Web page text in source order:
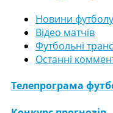
Новини
Відео матчів
Футбольні
Останні
Телепрограма